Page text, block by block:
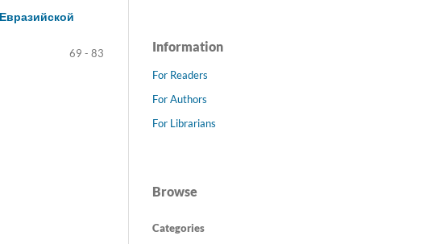
69 - 83
Information
For Readers
For Authors
For Librarians
Browse
Categories